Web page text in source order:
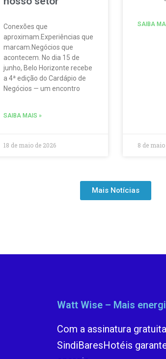
Conexões que
aproximam.Experiências que
marcam.Negócios que
acontecem. No dia 15 de
junho, Belo Horizonte recebe
a 4ª edição do Cardápio de
Negócios — um encontro
SAIBA MAIS »
18 de maio de 2026
SAIBA
8 de maio
Mais Notícias
Watt Wise – Mais
Com a assinatura
SindiBaresHotéis